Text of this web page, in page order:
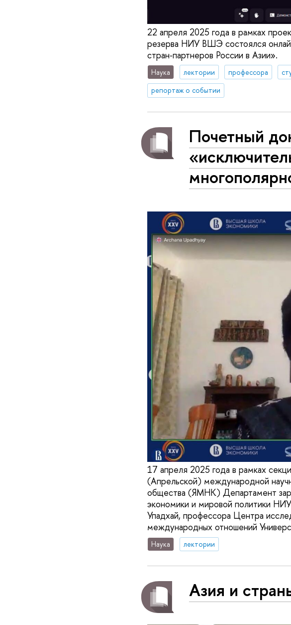
22 апреля 2025 года в рамках
резерва НИУ ВШЭ состоялся
стран‑партнеров России в Азии».
Наука лектории профессора
репортаж о событии
Почетный
17 апреля 2025 года в рамках
(Апрельской) международной
общества (ЯМНК) Департамент
экономики и мировой политики
Упадхай, профессора Центра
международных отношений
Наука лектории
Азия и